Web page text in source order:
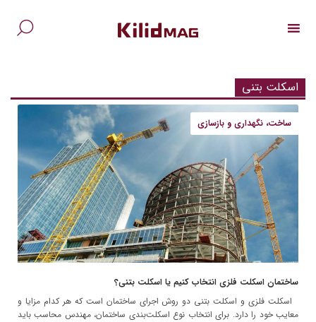
اسکلت بتنی
ساخت، نگهداری و بازسازی
ساختمان اسکلت‌ فلزی انتخاب کنیم یا اسکلت بتنی؟
اسکلت فلزی و اسکلت بتنی دو روش اجرای ساختمان است که هر کدام مزایا و
معایب خود را دارد. برای انتخاب نوع اسکلت‌بندی ساختمان، مهندس محاسب باید